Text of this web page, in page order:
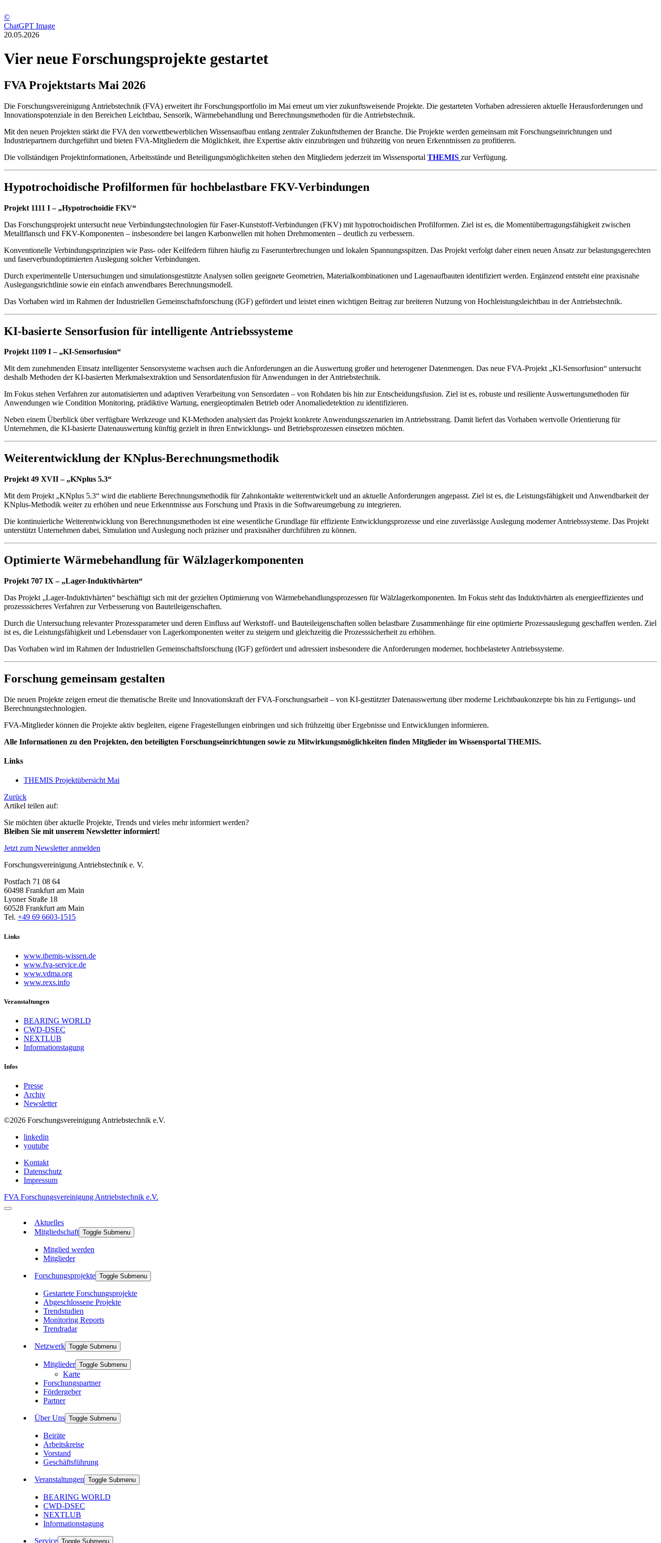
©
ChatGPT Image
20.05.2026
Vier neue Forschungsprojekte gestartet
FVA Projektstarts Mai 2026
Die Forschungsvereinigung Antriebstechnik (FVA) erweitert ihr Forschungsportfolio im Mai erneut um vier zukunftsweisende Projekte. Die gestarteten Vorhaben adressieren aktuelle Herausforderungen und
Innovationspotenziale in den Bereichen Leichtbau, Sensorik, Wärmebehandlung und Berechnungsmethoden für die Antriebstechnik.
Mit den neuen Projekten stärkt die FVA den vorwettbewerblichen Wissensaufbau entlang zentraler Zukunftsthemen der Branche. Die Projekte werden gemeinsam mit Forschungseinrichtungen und
Industriepartnern durchgeführt und bieten FVA-Mitgliedern die Möglichkeit, ihre Expertise aktiv einzubringen und frühzeitig von neuen Erkenntnissen zu profitieren.
Die vollständigen Projektinformationen, Arbeitsstände und Beteiligungsmöglichkeiten stehen den Mitgliedern jederzeit im Wissensportal THEMIS zur Verfügung.
Hypotrochoidische Profilformen für hochbelastbare FKV-Verbindungen
Projekt 1111 I – „Hypotrochoidie FKV“
Das Forschungsprojekt untersucht neue Verbindungstechnologien für Faser-Kunststoff-Verbindungen (FKV) mit hypotrochoidischen Profilformen. Ziel ist es, die Momentübertragungsfähigkeit zwischen
Metallflansch und FKV-Komponenten – insbesondere bei langen Karbonwellen mit hohen Drehmomenten – deutlich zu verbessern.
Konventionelle Verbindungsprinzipien wie Pass- oder Keilfedern führen häufig zu Faserunterbrechungen und lokalen Spannungsspitzen. Das Projekt verfolgt daher einen neuen Ansatz zur belastungsgerechten
und faserverbundoptimierten Auslegung solcher Verbindungen.
Durch experimentelle Untersuchungen und simulationsgestützte Analysen sollen geeignete Geometrien, Materialkombinationen und Lagenaufbauten identifiziert werden. Ergänzend entsteht eine praxisnahe
Auslegungsrichtlinie sowie ein einfach anwendbares Berechnungsmodell.
Das Vorhaben wird im Rahmen der Industriellen Gemeinschaftsforschung (IGF) gefördert und leistet einen wichtigen Beitrag zur breiteren Nutzung von Hochleistungsleichtbau in der Antriebstechnik.
KI-basierte Sensorfusion für intelligente Antriebssysteme
Projekt 1109 I – „KI-Sensorfusion“
Mit dem zunehmenden Einsatz intelligenter Sensorsysteme wachsen auch die Anforderungen an die Auswertung großer und heterogener Datenmengen. Das neue FVA-Projekt „KI-Sensorfusion“ untersucht
deshalb Methoden der KI-basierten Merkmalsextraktion und Sensordatenfusion für Anwendungen in der Antriebstechnik.
Im Fokus stehen Verfahren zur automatisierten und adaptiven Verarbeitung von Sensordaten – von Rohdaten bis hin zur Entscheidungsfusion. Ziel ist es, robuste und resiliente Auswertungsmethoden für
Anwendungen wie Condition Monitoring, prädiktive Wartung, energieoptimalen Betrieb oder Anomaliedetektion zu identifizieren.
Neben einem Überblick über verfügbare Werkzeuge und KI-Methoden analysiert das Projekt konkrete Anwendungsszenarien im Antriebsstrang. Damit liefert das Vorhaben wertvolle Orientierung für
Unternehmen, die KI-basierte Datenauswertung künftig gezielt in ihren Entwicklungs- und Betriebsprozessen einsetzen möchten.
Weiterentwicklung der KNplus-Berechnungsmethodik
Projekt 49 XVII – „KNplus 5.3“
Mit dem Projekt „KNplus 5.3“ wird die etablierte Berechnungsmethodik für Zahnkontakte weiterentwickelt und an aktuelle Anforderungen angepasst. Ziel ist es, die Leistungsfähigkeit und Anwendbarkeit der
KNplus-Methodik weiter zu erhöhen und neue Erkenntnisse aus Forschung und Praxis in die Softwareumgebung zu integrieren.
Die kontinuierliche Weiterentwicklung von Berechnungsmethoden ist eine wesentliche Grundlage für effiziente Entwicklungsprozesse und eine zuverlässige Auslegung moderner Antriebssysteme. Das Projekt
unterstützt Unternehmen dabei, Simulation und Auslegung noch präziser und praxisnäher durchführen zu können.
Optimierte Wärmebehandlung für Wälzlagerkomponenten
Projekt 707 IX – „Lager-Induktivhärten“
Das Projekt „Lager-Induktivhärten“ beschäftigt sich mit der gezielten Optimierung von Wärmebehandlungsprozessen für Wälzlagerkomponenten. Im Fokus steht das Induktivhärten als energieeffizientes und
prozesssicheres Verfahren zur Verbesserung von Bauteileigenschaften.
Durch die Untersuchung relevanter Prozessparameter und deren Einfluss auf Werkstoff- und Bauteileigenschaften sollen belastbare Zusammenhänge für eine optimierte Prozessauslegung geschaffen werden. Ziel
ist es, die Leistungsfähigkeit und Lebensdauer von Lagerkomponenten weiter zu steigern und gleichzeitig die Prozesssicherheit zu erhöhen.
Das Vorhaben wird im Rahmen der Industriellen Gemeinschaftsforschung (IGF) gefördert und adressiert insbesondere die Anforderungen moderner, hochbelasteter Antriebssysteme.
Forschung gemeinsam gestalten
Die neuen Projekte zeigen erneut die thematische Breite und Innovationskraft der FVA-Forschungsarbeit – von KI-gestützter Datenauswertung über moderne Leichtbaukonzepte bis hin zu Fertigungs- und
Berechnungstechnologien.
FVA-Mitglieder können die Projekte aktiv begleiten, eigene Fragestellungen einbringen und sich frühzeitig über Ergebnisse und Entwicklungen informieren.
Alle Informationen zu den Projekten, den beteiligten Forschungseinrichtungen sowie zu Mitwirkungsmöglichkeiten finden Mitglieder im Wissensportal THEMIS.
Links
THEMIS Projektübersicht Mai
Zurück
Artikel teilen auf:
Sie möchten über aktuelle Projekte, Trends und vieles mehr informiert werden?
Bleiben Sie mit unserem Newsletter informiert!
Jetzt zum Newsletter anmelden
Forschungsvereinigung Antriebstechnik e. V.
Postfach 71 08 64
60498 Frankfurt am Main
Lyoner Straße 18
60528 Frankfurt am Main
Tel. +49 69 6603-1515
Links
www.themis-wissen.de
www.fva-service.de
www.vdma.org
www.rexs.info
Veranstaltungen
BEARING WORLD
CWD-DSEC
NEXTLUB
Informationstagung
Infos
Presse
Archiv
Newsletter
©2026 Forschungsvereinigung Antriebstechnik e.V.
linkedin
youtube
Kontakt
Datenschutz
Impressum
FVA Forschungsvereinigung Antriebstechnik e.V.
Aktuelles
Mitgliedschaft Toggle Submenu
Mitglied werden
Mitglieder
Forschungsprojekte Toggle Submenu
Gestartete Forschungsprojekte
Abgeschlossene Projekte
Trendstudien
Monitoring Reports
Trendradar
Netzwerk Toggle Submenu
Mitglieder Toggle Submenu
Karte
Forschungspartner
Fördergeber
Partner
Über Uns Toggle Submenu
Beiräte
Arbeitskreise
Vorstand
Geschäftsführung
Veranstaltungen Toggle Submenu
BEARING WORLD
CWD-DSEC
NEXTLUB
Informationstagung
Service Toggle Submenu